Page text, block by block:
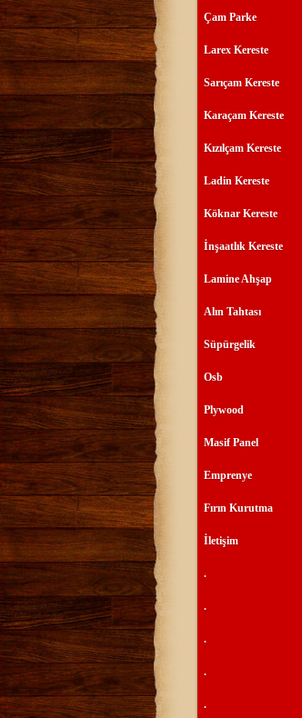
Çam Parke
Larex Kereste
Sarıçam Kereste
Karaçam Kereste
Kızılçam Kereste
Ladin Kereste
Köknar Kereste
İnşaatlık Kereste
Lamine Ahşap
Alın Tahtası
Süpürgelik
Osb
Plywood
Masif Panel
Emprenye
Fırın Kurutma
İletişim
.
.
.
.
.